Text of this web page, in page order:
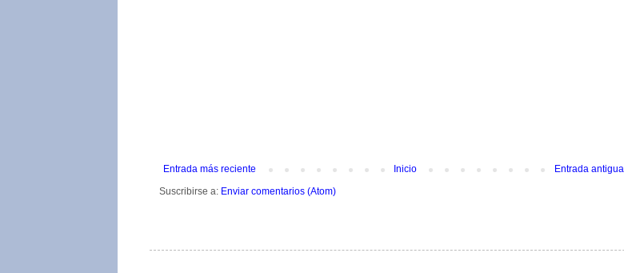
Entrada más reciente Entrada antigua
Inicio
Suscribirse a: Enviar comentarios (Atom)